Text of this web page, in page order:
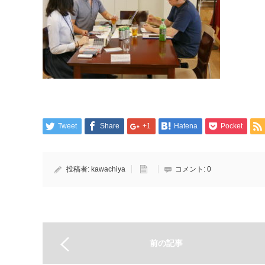
Tweet Share +1 Hatena Pocket
投稿者: kawachiya コメント: 0
前の記事